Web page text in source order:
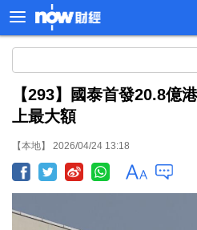
【293】國泰首發20.8億
上最大額
【本地】 2026/04/24 13:18